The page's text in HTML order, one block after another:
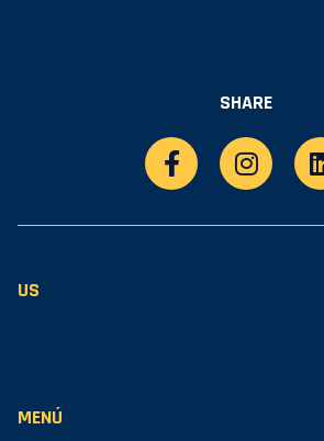
SHARE
US
MENÚ